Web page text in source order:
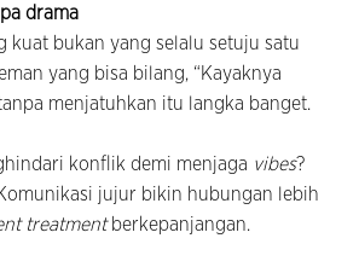
drama
kuat bukan yang selalu setuju satu
yang bisa bilang, “Kayaknya
menjatuhkan itu langka banget.
konflik demi menjaga vibes?
jujur bikin hubungan lebih
treatmentberkepanjangan.